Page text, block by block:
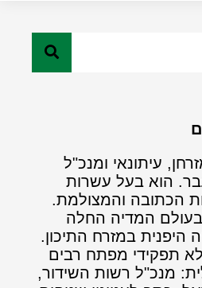
עיתונאי ומנכ"ל
הוא בעל עשרות
הכתובה והמצולמת.
המדיה החלה
היפנית במזרח התיכון.
תפקידי מפתח רבים
מנכ"ל רשות השידור,